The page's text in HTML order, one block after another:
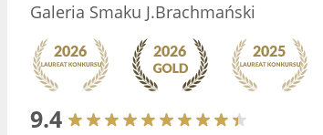
Galeria Smaku J.Brachmański
9.4